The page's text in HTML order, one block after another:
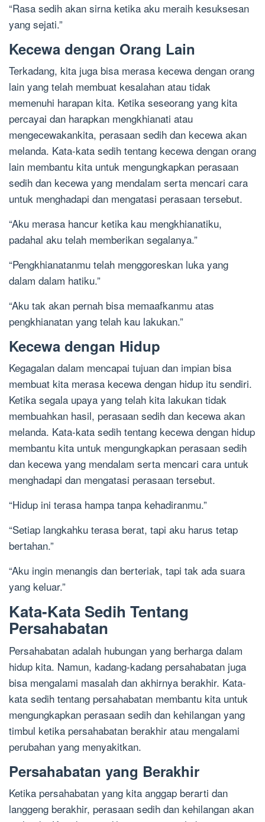
“Rasa sedih akan sirna ketika aku meraih kesuksesan
yang sejati.”
Kecewa dengan Orang Lain
Terkadang, kita juga bisa merasa kecewa dengan orang
lain yang telah membuat kesalahan atau tidak
memenuhi harapan kita. Ketika seseorang yang kita
percayai dan harapkan mengkhianati atau
mengecewakankita, perasaan sedih dan kecewa akan
melanda. Kata-kata sedih tentang kecewa dengan orang
lain membantu kita untuk mengungkapkan perasaan
sedih dan kecewa yang mendalam serta mencari cara
untuk menghadapi dan mengatasi perasaan tersebut.
“Aku merasa hancur ketika kau mengkhianatiku,
padahal aku telah memberikan segalanya.”
“Pengkhianatanmu telah menggoreskan luka yang
dalam dalam hatiku.”
“Aku tak akan pernah bisa memaafkanmu atas
pengkhianatan yang telah kau lakukan.”
Kecewa dengan Hidup
Kegagalan dalam mencapai tujuan dan impian bisa
membuat kita merasa kecewa dengan hidup itu sendiri.
Ketika segala upaya yang telah kita lakukan tidak
membuahkan hasil, perasaan sedih dan kecewa akan
melanda. Kata-kata sedih tentang kecewa dengan hidup
membantu kita untuk mengungkapkan perasaan sedih
dan kecewa yang mendalam serta mencari cara untuk
menghadapi dan mengatasi perasaan tersebut.
“Hidup ini terasa hampa tanpa kehadiranmu.”
“Setiap langkahku terasa berat, tapi aku harus tetap
bertahan.”
“Aku ingin menangis dan berteriak, tapi tak ada suara
yang keluar.”
Kata-Kata Sedih Tentang
Persahabatan
Persahabatan adalah hubungan yang berharga dalam
hidup kita. Namun, kadang-kadang persahabatan juga
bisa mengalami masalah dan akhirnya berakhir. Kata-
kata sedih tentang persahabatan membantu kita untuk
mengungkapkan perasaan sedih dan kehilangan yang
timbul ketika persahabatan berakhir atau mengalami
perubahan yang menyakitkan.
Persahabatan yang Berakhir
Ketika persahabatan yang kita anggap berarti dan
langgeng berakhir, perasaan sedih dan kehilangan akan